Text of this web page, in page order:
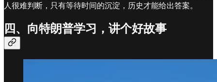
人很难判断，只有等待时间的沉淀，历史才能给出答案。
四、向特朗普学习，讲个好故事